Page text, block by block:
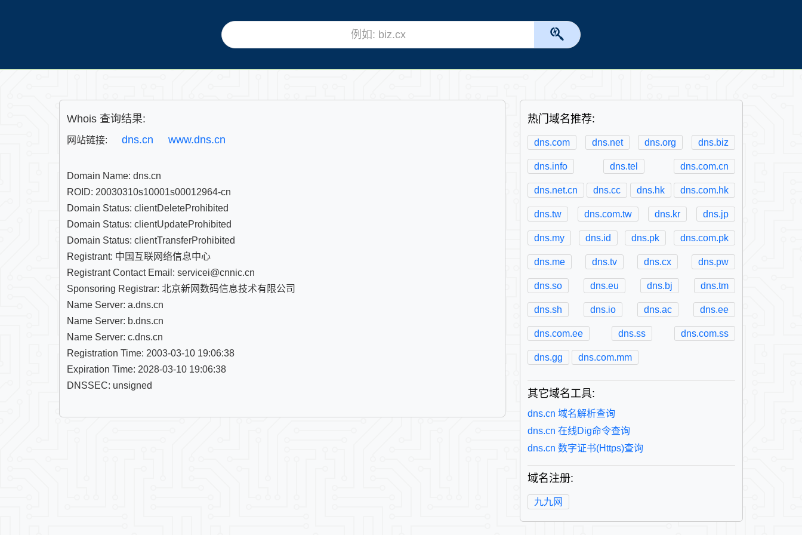
Whois 查询结果:
网站链接: dns.cn www.dns.cn
Domain Name: dns.cn
ROID: 20030310s10001s00012964-cn
Domain Status: clientDeleteProhibited
Domain Status: clientUpdateProhibited
Domain Status: clientTransferProhibited
Registrant: 中国互联网络信息中心
Registrant Contact Email: servicei@cnnic.cn
Sponsoring Registrar: 北京新网数码信息技术有限公司
Name Server: a.dns.cn
Name Server: b.dns.cn
Name Server: c.dns.cn
Registration Time: 2003-03-10 19:06:38
Expiration Time: 2028-03-10 19:06:38
DNSSEC: unsigned
热门域名推荐:
dns.com dns.net dns.org dns.biz
dns.info dns.tel dns.com.cn
dns.net.cn dns.cc dns.hk dns.com.hk
dns.tw dns.com.tw dns.kr dns.jp
dns.my dns.id dns.pk dns.com.pk
dns.me dns.tv dns.cx dns.pw
dns.so dns.eu dns.bj dns.tm
dns.sh dns.io dns.ac dns.ee
dns.com.ee dns.ss dns.com.ss
dns.gg dns.com.mm
其它域名工具:
dns.cn 域名解析查询
dns.cn 在线Dig命令查询
dns.cn 数字证书(Https)查询
域名注册:
九九网